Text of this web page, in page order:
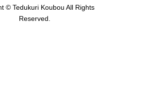
© Tedukuri Koubou All Rights
Reserved.